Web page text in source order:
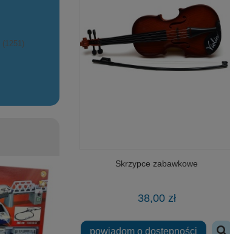
(1251)
Skrzypce zabawkowe
38,00 zł
powiadom o dostępności